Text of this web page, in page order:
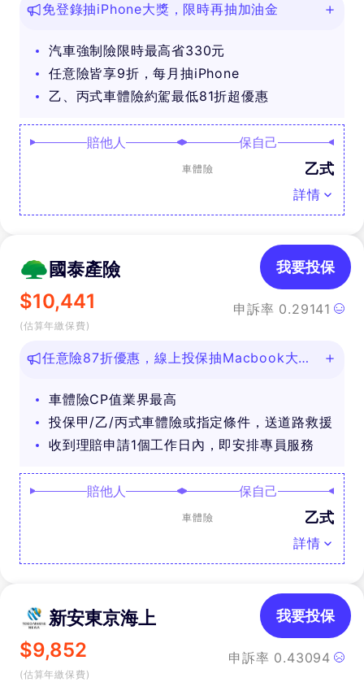
免登錄抽iPhone大獎，限時再抽加油金
汽車強制險限時最高省330元
任意險皆享9折，每月抽iPhone
乙、丙式車體險約駕最低81折超優惠
賠他人 保自己
車體險 乙式
詳情
國泰產險
$10,441
(估算年繳保費)
申訴率 0.29141
我要投保
任意險87折優惠，線上投保抽Macbook大
車體險CP值業界最高
投保甲/乙/丙式車體險或指定條件，送道路救援
收到理賠申請1個工作日內，即安排專員服務
賠他人 保自己
車體險 乙式
詳情
新安東京海上
$9,852
(估算年繳保費)
申訴率 0.43094
我要投保